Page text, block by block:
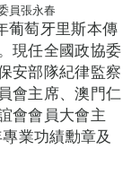
員張永春
葡萄牙里斯本傳
現任全國政協委
安部隊紀律監察
會主席、澳門仁
會會員大會主
業功績勳章及